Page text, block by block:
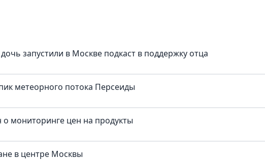
запустили в Москве подкаст в поддержку отца
метеорного потока Персеиды
мониторинге цен на продукты
в центре Москвы